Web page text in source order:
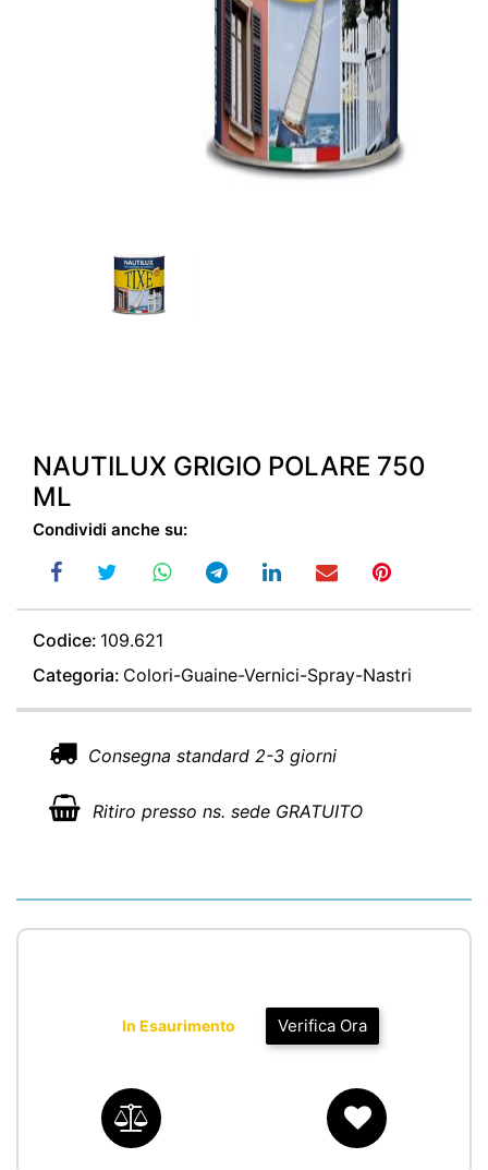
NAUTILUX GRIGIO POLARE 750
ML
Condividi anche su:
Codice: 109.621
Categoria: Colori-Guaine-Vernici-Spray-Nastri
Consegna standard 2-3 giorni
Ritiro presso ns. sede GRATUITO
Verifica Ora
In Esaurimento